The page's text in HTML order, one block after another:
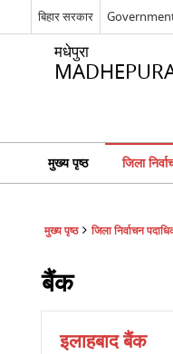
बिहार सरकार
मधेपुरा
मुख्य पृष्ठ जिला
मुख्य पृष्ठ जिला निर्वाचन
बैंक
इलाहबाद बैंक